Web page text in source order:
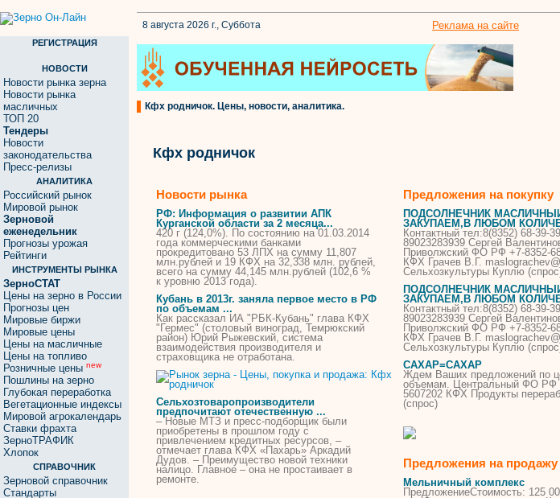
8 августа 2026 г., Суббота Реклама на сайте
РЕГИСТРАЦИЯ
НОВОСТИ
Новости рынка зерна
Новости рынка
масличных
ТОП 20
Тендеры
Новости
законодательства
Пресс-релизы
АНАЛИТИКА
Российский рынок
Мировой рынок
Зерновой
еженедельник
Прогнозы урожая
Рейтинги
ИНСТРУМЕНТЫ РЫНКА
ЗерноСТАТ
Цены на зерно в России
Прогнозы цен
Мировые биржи
Мировые цены
Цены на масличные
Цены на топливо
Розничные цены new
Пошлины на зерно
Глубокая переработка
Вегетационные индексы
Мировой агрокалендарь
Ставки фрахта
ЗерноТРАФИК
Хлопок
СПРАВОЧНИК
Зерновой справочник
Стандарты
Кфх родничок. Цены, новости, аналитика.
Кфх родничок
Новости рынка
РФ: Информация о развитии АПК
Курганской области за 2 месяца...
420 г (124,0%). По состоянию на 01.03.2014
года коммерческими банками
прокредитовано 53 ЛПХ на сумму 11,807
млн.рублей и 19 КФХ на 32,338 млн. рублей,
всего на сумму 44,145 млн.рублей (102,6 %
к уровню 2013 года).
Кубань в 2013г. заняла первое место в РФ
по объемам ...
Как рассказал ИА "РБК-Кубань" глава КФХ
"Гермес" (столовый виноград, Темрюкский
район) Юрий Рыжевский, система
взаимодействия производителя и
страховщика не отработана.
Сельхозтоваропроизводители
предпочитают отечественную ...
– Новые МТЗ и пресс-подборщик были
приобретены в прошлом году с
привлечением кредитных ресурсов, –
отмечает глава КФХ «Пахарь» Аркадий
Дудов. – Преимущество новой техники
налицо. Главное – она не простаивает в
ремонте.
Предложения на покупку
ПОДСОЛНЕЧНИК
ЗАКУПАЕМ,В ЛЮБОМ
Контактный тел:8(8352) 68-39-
89023283939 Сергей
Приволжский ФО РФ +7-8352-
КФХ Грачев В.Г.
Сельхозкультуры Куплю
ПОДСОЛНЕЧНИК
ЗАКУПАЕМ,В ЛЮБОМ
Контактный тел:8(8352) 68-39-
89023283939 Сергей
Приволжский ФО РФ +7-8352-
КФХ Грачев В.Г.
Сельхозкультуры Куплю
САХАР=САХАР
Ждем Ваших предложений по
объемам. Центральный ФО РФ
5607202 КФХ Продукты
(спрос)
Предложения на продажу
Мельничный комплекс
ПредложениеСтоимость: 125